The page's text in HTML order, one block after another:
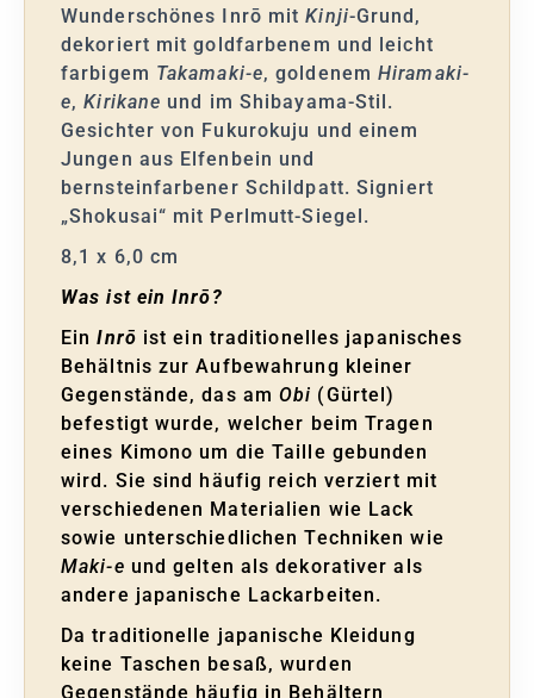
Wunderschönes Inrō mitKinji-Grund,
dekoriert mit goldfarbenem und leicht
farbigem Takamaki-e, goldenemHiramaki-
e,Kirikane und im Shibayama-Stil.
Gesichter von Fukurokuju und einem
Jungen aus Elfenbein und
bernsteinfarbener Schildpatt. Signiert
„Shokusai“ mit Perlmutt-Siegel.
8,1 x 6,0 cm
Was ist ein Inrō?
EinInrō ist ein traditionelles japanisches
Behältnis zur Aufbewahrung kleiner
Gegenstände, das amObi (Gürtel)
befestigt wurde, welcher beim Tragen
eines Kimono um die Taille gebunden
wird. Sie sind häufig reich verziert mit
verschiedenen Materialien wie Lack
sowie unterschiedlichen Techniken wie
Maki-e und gelten als dekorativer als
andere japanische Lackarbeiten.
Da traditionelle japanische Kleidung
keine Taschen besaß, wurden
Gegenstände häufig in Behältern